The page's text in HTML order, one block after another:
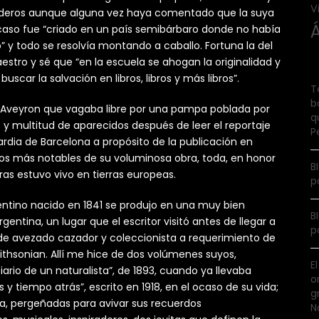
aunque alguna vez haya comentado que la suya
fue “criado en un país semibárbaro donde no había
y todo se resolvía montando a caballo. Fortuna la del
y sé que “en la escuela se ahogan la originalidad y
la salvación en libros, libros y más libros”.
que vagaba libre por una pampa poblada por
multitud de aparecidos después de leer el reportaje
de Barcelona a propósito de la publicación en
más notables de su voluminosa obra, toda, en honor
estuvo vivo en tierras europeas.
nacido en 1841 se produjo en una muy bien
un lugar que el escritor visitó antes de llegar a
avezado cazador y coleccionista a requerimiento de
Allí me hice de dos volúmenes suyos,
de un naturalista”, de 1893, cuando ya llevaba
tiempo atrás”, escrito en 1918, en el ocaso de su vida;
pergeñadas para avivar sus recuerdos